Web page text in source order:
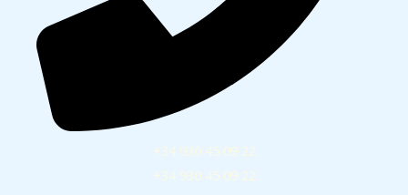
+34 930 45 09 22
+34 930 45 09 22